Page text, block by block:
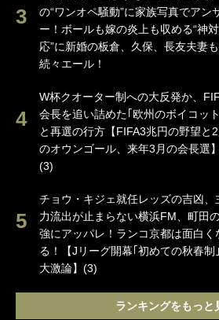
の“ワンオペ騒動”に家族写真でアン
ー！ボールも嫁の炎上も収める“神対
応”に新婚の板倉、久保、長友夫妻も
続々エール！
W杯クオーター制への大反発か、
会長を追い詰めた｢欧州のボイコッ
と再選の行方【FIFA3兆円の野望と
のオウンゴール、来年3月の会長選】
(3)
チョウ・キジェ就任レッズの吉凶、
力流出が止まらない横浜FM、町田
強にアッパレ！ランコ京都は面白く
る！【Jリーグ開幕｢初めての秋春制
大激論】(3)
ランキングをもっと